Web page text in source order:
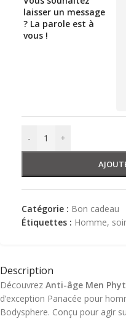
laisser un message
? La parole est à
vous !
- +
Catégorie : Bon cadeau
Étiquettes : Homme,
Description
Découvrez Anti-âge Men
d’exception Panacée pour
Bodysphere. Conçu pour agir